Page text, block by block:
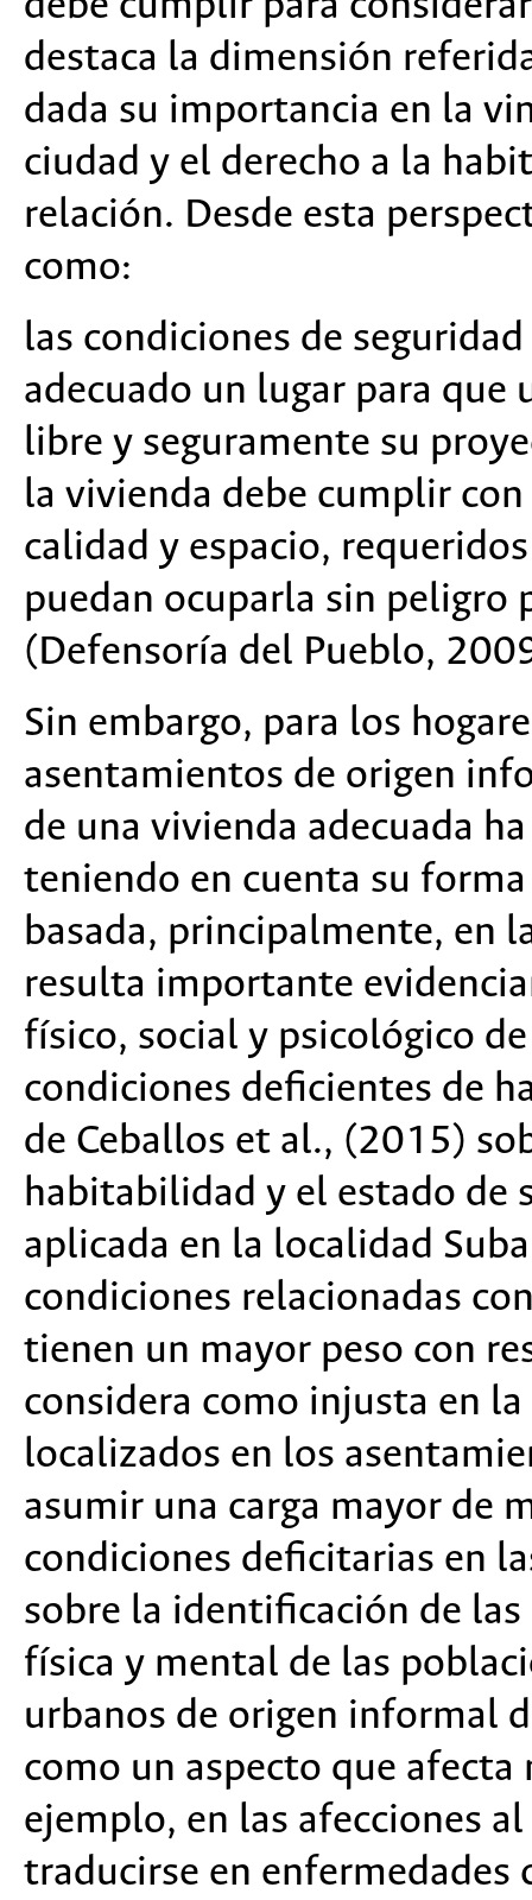
destaca la dimensión
dada su importancia en la
ciudad y el derecho a la
relación. Desde esta
como:
las condiciones de
adecuado un lugar para que
libre y seguramente su
la vivienda debe cumplir
calidad y espacio,
puedan ocuparla sin peligro
(Defensoría del Pueblo,
Sin embargo, para los
asentamientos de origen
de una vivienda adecuada
teniendo en cuenta su
basada, principalmente, en
resulta importante
físico, social y psicológico
condiciones deficientes de
de Ceballos et al., (2015)
habitabilidad y el estado de
aplicada en la localidad
condiciones relacionadas
tienen un mayor peso con
considera como injusta en
localizados en los
asumir una carga mayor de
condiciones deficitarias en
sobre la identificación de
física y mental de las
urbanos de origen informal
como un aspecto que
ejemplo, en las afecciones
traducirse en enfermedades